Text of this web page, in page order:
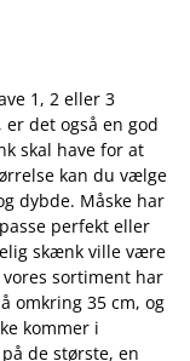
1, 2 eller 3
det også en god
skal have for at
kan du vælge
dybde. Måske har
perfekt eller
skænk ville være
sortiment har
omkring 35 cm, og
kommer i
de største, en